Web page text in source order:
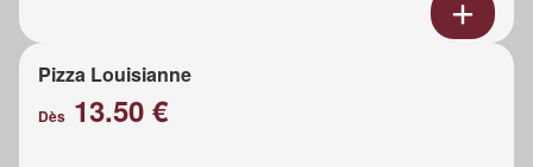
Pizza Louisianne
Dès 13.50 €